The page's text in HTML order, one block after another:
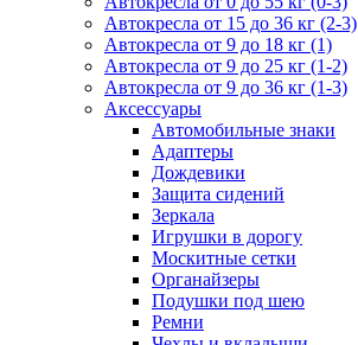
Автокресла от 15 до 36 кг (2-3)
Автокресла от 9 до 18 кг (1)
Автокресла от 9 до 25 кг (1-2)
Автокресла от 9 до 36 кг (1-3)
Аксессуары
Автомобильные знаки
Адаптеры
Дождевики
Защита сидений
Зеркала
Игрушки в дорогу
Москитные сетки
Органайзеры
Подушки под шею
Ремни